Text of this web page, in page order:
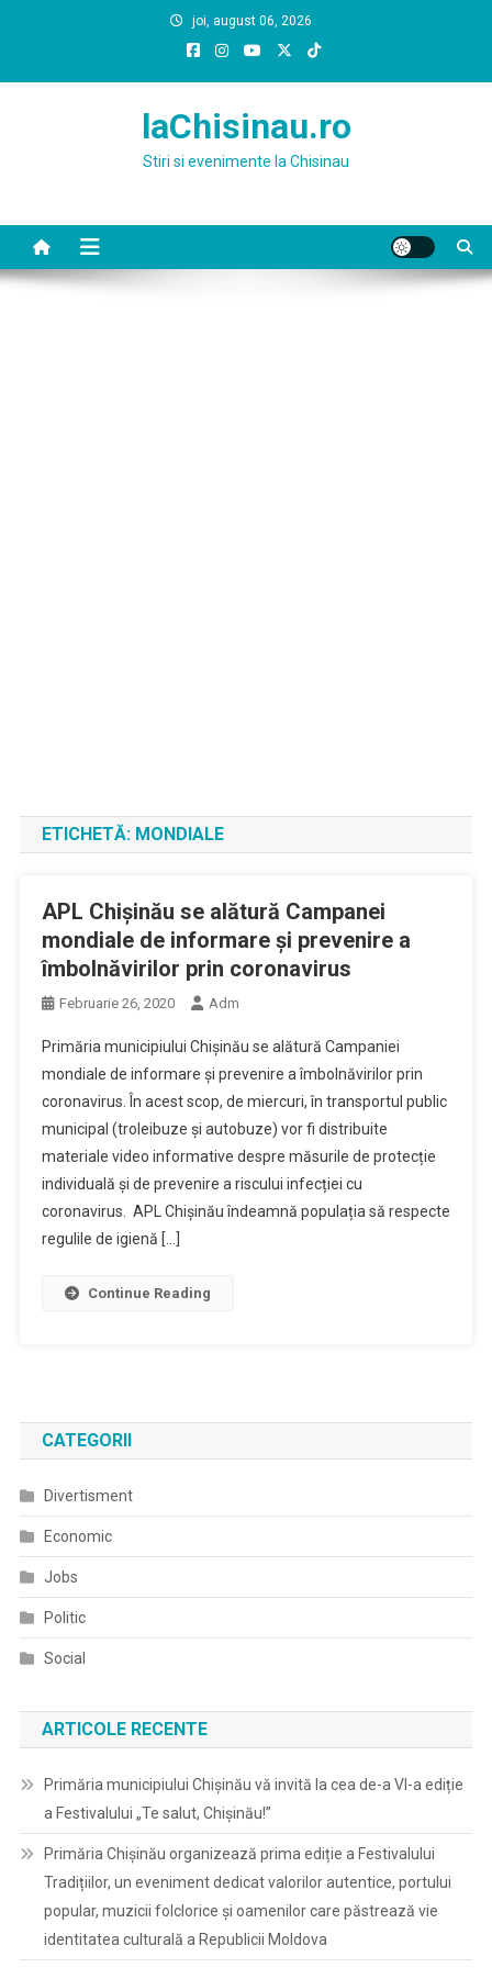
joi, august 06, 2026
laChisinau.ro
Stiri si evenimente la Chisinau
ETICHETĂ: MONDIALE
APL Chișinău se alătură Campanei
mondiale de informare și prevenire a
îmbolnăvirilor prin coronavirus
Februarie 26, 2020 Adm
Primăria municipiului Chișinău se alătură Campaniei
mondiale de informare și prevenire a îmbolnăvirilor prin
coronavirus. În acest scop, de miercuri, în transportul public
municipal (troleibuze și autobuze) vor fi distribuite
materiale video informative despre măsurile de protecție
individuală și de prevenire a riscului infecției cu
coronavirus. APL Chișinău îndeamnă populația să respecte
regulile de igienă […]
Continue Reading
CATEGORII
Divertisment
Economic
Jobs
Politic
Social
ARTICOLE RECENTE
Primăria municipiului Chișinău vă invită la cea de-a VI-a ediție
a Festivalului „Te salut, Chișinău!”
Primăria Chișinău organizează prima ediție a Festivalului
Tradițiilor, un eveniment dedicat valorilor autentice, portului
popular, muzicii folclorice și oamenilor care păstrează vie
identitatea culturală a Republicii Moldova